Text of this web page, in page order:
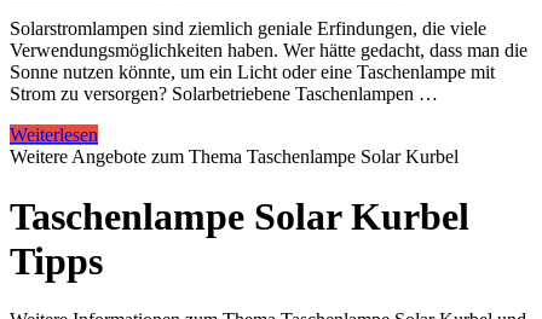
Solarstromlampen sind ziemlich geniale Erfindungen, die viele
Verwendungsmöglichkeiten haben. Wer hätte gedacht, dass man die
Sonne nutzen könnte, um ein Licht oder eine Taschenlampe mit
Strom zu versorgen? Solarbetriebene Taschenlampen …
Weiterlesen
Weitere Angebote zum Thema Taschenlampe Solar Kurbel
Taschenlampe Solar Kurbel
Tipps